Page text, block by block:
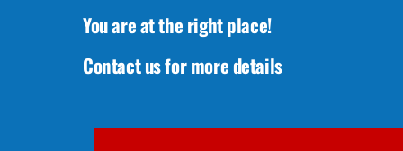
You are at the right place!
Contact us for more details